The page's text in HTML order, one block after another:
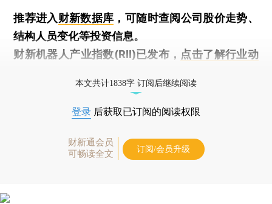
推荐进入财新数据库 ，可随时查阅公司股价走势、
结构人员变化等投资信息。
财新机器人产业指数(RII)已发布， 点击了解行业动
本文共计1838字 订阅后继续阅读
登录 后获取已订阅的阅读权限
财新通会员
可畅读全文
订阅/会员升级